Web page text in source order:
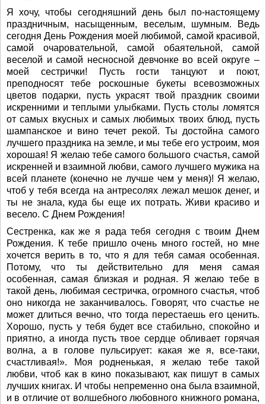
Я хочу, чтобы сегодняшний день был по-настоящему
праздничным, насыщенным, веселым, шумным. Ведь
сегодня День Рождения моей любимой, самой красивой,
самой очаровательной, самой обаятельной, самой
веселой и самой несносной девчонке во всей округе –
моей сестрички! Пусть гости танцуют и поют,
преподносят тебе роскошные букеты всевозможных
цветов подарки, пусть украсят твой праздник своими
искренними и теплыми улыбками. Пусть столы ломятся
от самых вкусных и самых любимых твоих блюд, пусть
шампанское и вино течет рекой. Ты достойна самого
лучшего праздника на земле, и мы тебе его устроим, моя
хорошая! Я желаю тебе самого большого счастья, самой
искренней и взаимной любви, самого лучшего мужика на
всей планете (конечно не лучше чем у меня)! Я желаю,
чтоб у тебя всегда на антресолях лежал мешок денег, и
ты не знала, куда бы еще их потрать. Живи красиво и
весело. С Днем Рождения!
Сестренка, как же я рада тебя сегодня с твоим Днем
Рождения. К тебе пришло очень много гостей, но мне
хочется верить в то, что я для тебя самая особенная.
Потому, что ты действительно для меня самая
особенная, самая близкая и родная. Я желаю тебе в
такой день, любимая сестричка, огромного счастья, чтоб
оно никогда не заканчивалось. Говорят, что счастье не
может длиться вечно, что тогда перестаешь его ценить.
Хорошо, пусть у тебя будет все стабильно, спокойно и
приятно, а иногда пусть твое сердце обливает горячая
волна, а в голове пульсирует: какая же я, все-таки,
счастливая!». Моя родненькая, я желаю тебе такой
любви, чтоб как в кино показывают, как пишут в самых
лучших книгах. И чтобы непременно она была взаимной,
и в отличие от волшебного любовного книжного романа,